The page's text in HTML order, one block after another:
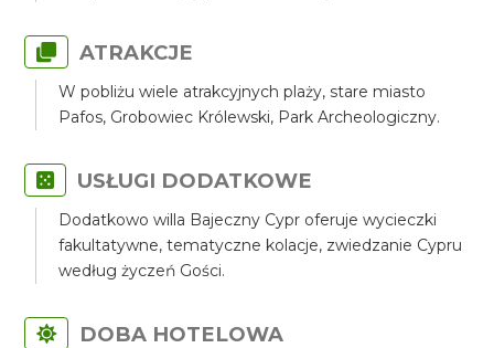
ATRAKCJE
W pobliżu wiele atrakcyjnych plaży, stare miasto
Pafos, Grobowiec Królewski, Park Archeologiczny.
USŁUGI DODATKOWE
Dodatkowo willa Bajeczny Cypr oferuje wycieczki
fakultatywne, tematyczne kolacje, zwiedzanie Cypru
według życzeń Gości.
DOBA HOTELOWA